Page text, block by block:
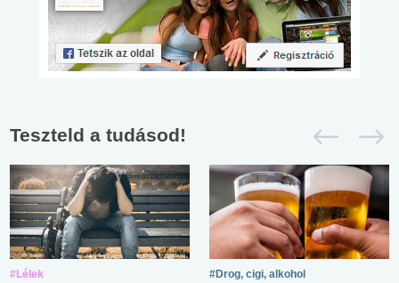
Teszteld a tudásod!
#Lélek #Drog, cigi, alkohol